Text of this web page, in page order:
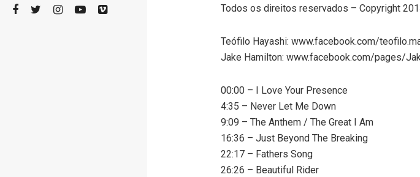
Todos os direitos reservados – Copyright
Teófilo Hayashi: www.facebook.com/
Jake Hamilton: www.facebook.com/pages/
00:00 – I Love Your Presence
4:35 – Never Let Me Down
9:09 – The Anthem / The Great I Am
16:36 – Just Beyond The Breaking
22:17 – Fathers Song
26:26 – Beautiful Rider